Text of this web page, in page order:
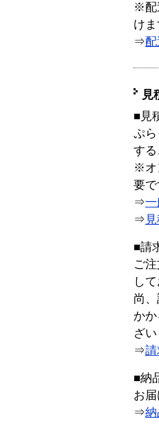
※配
けま
⇒
見
■見
ぷ
する
※オ
要で
⇒
⇒
■請
ご
して
尚
か
ざい
⇒
■納
お
⇒